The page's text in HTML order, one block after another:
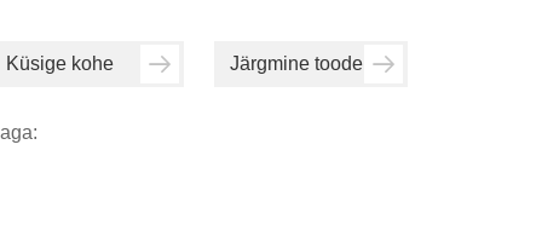
Küsige kohe Järgmine toode